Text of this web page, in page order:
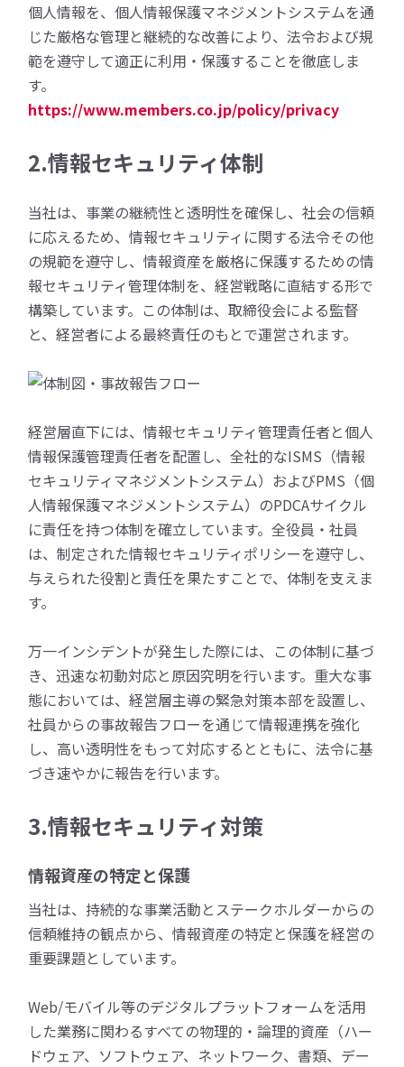
個人情報を、個人情報保護マネジメントシステムを通
じた厳格な管理と継続的な改善により、法令および規
範を遵守して適正に利用・保護することを徹底しま
す。
https://www.members.co.jp/policy/privacy
2.情報セキュリティ体制
当社は、事業の継続性と透明性を確保し、社会の信頼
に応えるため、情報セキュリティに関する法令その他
の規範を遵守し、情報資産を厳格に保護するための情
報セキュリティ管理体制を、経営戦略に直結する形で
構築しています。この体制は、取締役会による監督
と、経営者による最終責任のもとで運営されます。
経営層直下には、情報セキュリティ管理責任者と個人
情報保護管理責任者を配置し、全社的なISMS（情報
セキュリティマネジメントシステム）およびPMS（個
人情報保護マネジメントシステム）のPDCAサイクル
に責任を持つ体制を確立しています。全役員・社員
は、制定された情報セキュリティポリシーを遵守し、
与えられた役割と責任を果たすことで、体制を支えま
す。
万一インシデントが発生した際には、この体制に基づ
き、迅速な初動対応と原因究明を行います。重大な事
態においては、経営層主導の緊急対策本部を設置し、
社員からの事故報告フローを通じて情報連携を強化
し、高い透明性をもって対応するとともに、法令に基
づき速やかに報告を行います。
3.情報セキュリティ対策
情報資産の特定と保護
当社は、持続的な事業活動とステークホルダーからの
信頼維持の観点から、情報資産の特定と保護を経営の
重要課題としています。
Web/モバイル等のデジタルプラットフォームを活用
した業務に関わるすべての物理的・論理的資産（ハー
ドウェア、ソフトウェア、ネットワーク、書類、デー